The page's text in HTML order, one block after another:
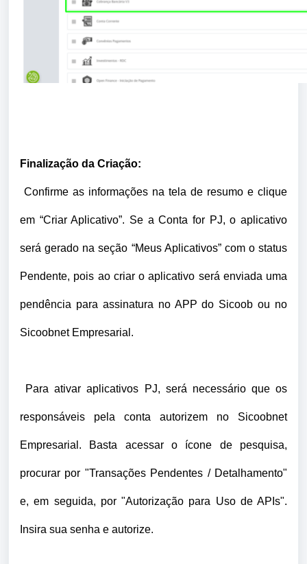
Finalização da Criação:
Confirme as informações na tela de resumo e clique
em “Criar Aplicativo”. Se a Conta for PJ, o aplicativo
será gerado na seção “Meus Aplicativos” com o status
Pendente, pois ao criar o aplicativo será enviada uma
pendência para assinatura no APP do Sicoob ou no
Sicoobnet Empresarial.
Para ativar aplicativos PJ, será necessário que os
responsáveis pela conta autorizem no Sicoobnet
Empresarial. Basta acessar o ícone de pesquisa,
procurar por "Transações Pendentes / Detalhamento"
e, em seguida, por "Autorização para Uso de APIs".
Insira sua senha e autorize.